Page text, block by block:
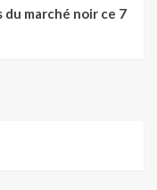
marché noir ce 7